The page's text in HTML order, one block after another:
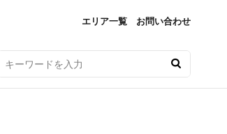
エリア一覧 お問い合わせ